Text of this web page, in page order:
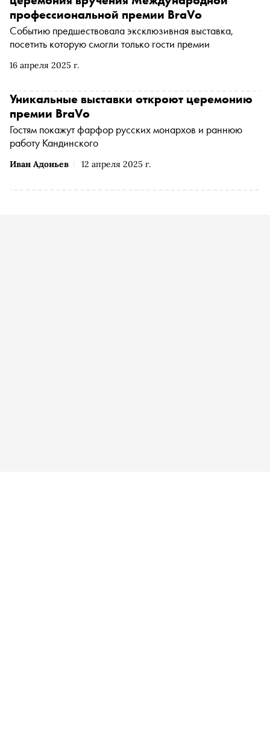
16 апреля 2025 г.
профессиональной премии BraVo
Событию предшествовала эксклюзивная выставка,
посетить которую смогли только гости премии
Иван Адоньев 12 апреля 2025 г.
Уникальные выставки откроют церемонию
премии BraVo
Гостям покажут фарфор русских монархов и раннюю
работу Кандинского